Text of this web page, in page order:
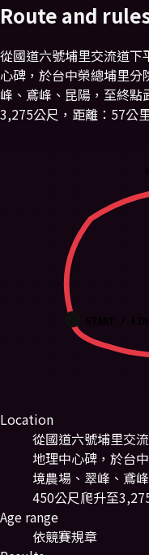
Route and
從國道六號埔里交流道下
心碑，於台中榮總埔里
峰、鳶峰、昆陽，至終
3,275公尺，距離：57公
Location
從國道六號埔里交
地理中心碑，於台
境農場、翠峰、鳶
450公尺爬升至
Age range
依競賽規章